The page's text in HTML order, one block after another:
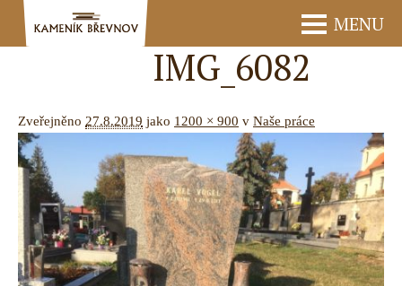
MENU
IMG_6082
Zveřejněno 27.8.2019 jako 1200 × 900 v Naše práce